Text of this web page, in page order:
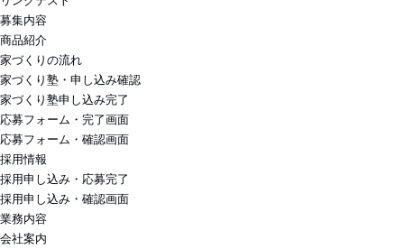
募集内容
商品紹介
家づくりの流れ
家づくり塾・申し込み確認
家づくり塾申し込み完了
応募フォーム・完了画面
応募フォーム・確認画面
採用情報
採用申し込み・応募完了
採用申し込み・確認画面
業務内容
会社案内